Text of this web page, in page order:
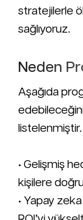
stratejilerle
sağlıyoruz.
Neden
Aşağıda
listelenmiştir.
• Gelişmiş
kişilere
• Yapay